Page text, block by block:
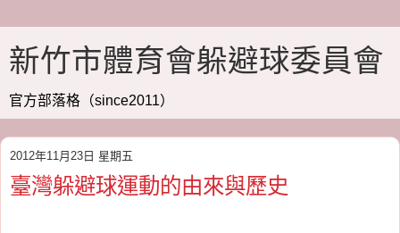
新竹市體育會躲避球委員會
官方部落格（since2011）
2012年11月23日 星期五
臺灣躲避球運動的由來與歷史